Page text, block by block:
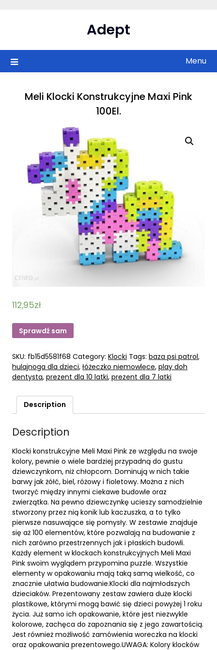
Adept
Menu
Meli Klocki Konstrukcyjne Maxi Pink
100El.
112,95zł
Sprawdź sam
SKU: fb15d5581f68 Category: Klocki Tags: baza psi patrol,
hulajnoga dla dzieci, łóżeczko niemowlęce, play doh
dentysta, prezent dla 10 latki, prezent dla 7 latki
Description
Description
Klocki konstrukcyjne Meli Maxi Pink ze względu na swoje
kolory, pewnie o wiele bardziej przypadną do gustu
dziewczynkom, niż chłopcom. Dominują w nich takie
barwy jak żółć, biel, różowy i fioletowy. Można z nich
tworzyć między innymi ciekawe budowle oraz
zwierzątka. Na pewno dziewczynkę ucieszy samodzielnie
stworzony przez nią konik lub kaczuszka, a to tylko
pierwsze nasuwające się pomysły. W zestawie znajduje
się aż 100 elementów, które pozwalają na budowanie z
nich zarówno przestrzennych jak i płaskich budowli.
Każdy element w klockach konstrukcyjnych Meli Maxi
Pink swoim wyglądem przypomina puzzle. Wszystkie
elementy w opakowaniu mają taką samą wielkość, co
znacznie ułatwia budowanie.Klocki dla najmłodszych
dzieciaków. Prezentowany zestaw zawiera duże klocki
plastikowe, którymi mogą bawić się dzieci powyżej 1 roku
życia. Już samo ich opakowanie, które jest niezwykle
kolorowe, zachęca do zapoznania się z jego zawartością.
Jest również możliwość zamówienia woreczka na klocki
oraz opakowania prezentowego.UWAGA: Kolory klocków